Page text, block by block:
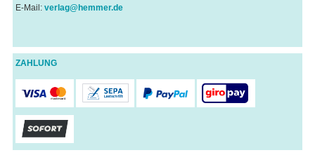
E-Mail: verlag@hemmer.de
ZAHLUNG